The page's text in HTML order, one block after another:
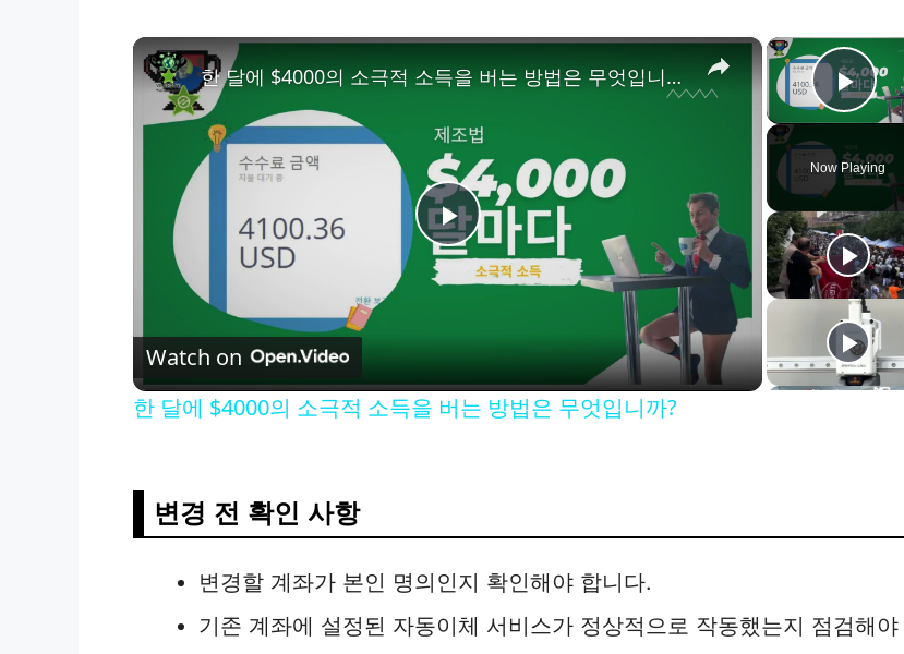
Now Playing
×
P
a
i
d
한 달에 $4000의 소극적 소득을 버는 방법은 무엇입니까?
Watch on
한 달에 $4000의 소극적 소득을 버는 방법은 무엇입니까?
변경 전 확인 사항
변경할 계좌가 본인 명의인지 확인해야 합니다.
기존 계좌에 설정된 자동이체 서비스가 정상적으로 작동했는지 점검해야